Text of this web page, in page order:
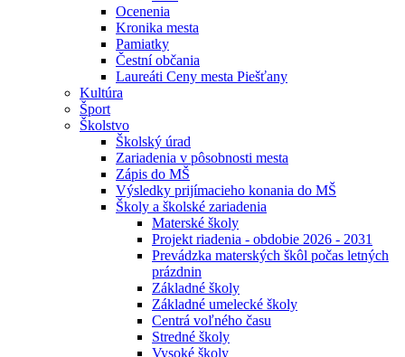
Ocenenia
Kronika mesta
Pamiatky
Čestní občania
Laureáti Ceny mesta Piešťany
Kultúra
Šport
Školstvo
Školský úrad
Zariadenia v pôsobnosti mesta
Zápis do MŠ
Výsledky prijímacieho konania do MŠ
Školy a školské zariadenia
Materské školy
Projekt riadenia - obdobie 2026 - 2031
Prevádzka materských škôl počas letných
prázdnin
Základné školy
Základné umelecké školy
Centrá voľného času
Stredné školy
Vysoké školy